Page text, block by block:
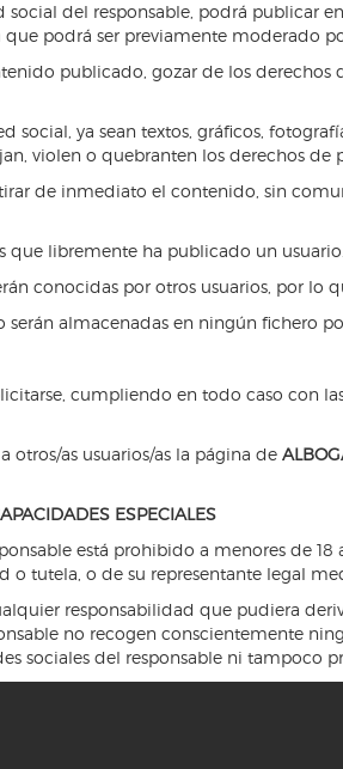
social del responsable, podrá publicar
podrá ser previamente moderado
publicado, gozar de los
ya sean textos, gráficos,
violen o quebranten los derechos
de inmediato el contenido, sin
que libremente ha publicado un usuario.
conocidas por otros usuarios, por lo
almacenadas en ningún fichero
cumpliendo en todo caso con
as usuarios/as la página de
ESPECIALES
está prohibido a menores de
o tutela, o de su representante legal
responsabilidad que pudiera
no recogen conscientemente
sociales del responsable ni tampoco